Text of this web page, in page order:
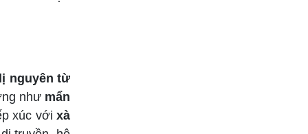
nguyên từ
như mẩn
xúc vớixà